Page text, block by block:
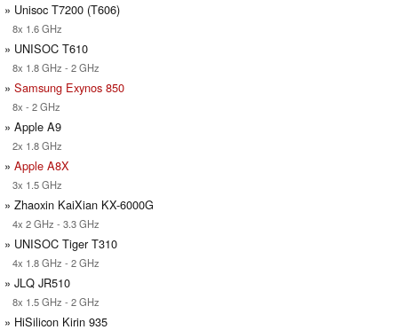
» Unisoc T7200 (T606)
8x 1.6 GHz
» UNISOC T610
8x 1.8 GHz - 2 GHz
» Samsung Exynos 850
8x - 2 GHz
» Apple A9
2x 1.8 GHz
» Apple A8X
3x 1.5 GHz
» Zhaoxin KaiXian KX-6000G
4x 2 GHz - 3.3 GHz
» UNISOC Tiger T310
4x 1.8 GHz - 2 GHz
» JLQ JR510
8x 1.5 GHz - 2 GHz
» HiSilicon Kirin 935